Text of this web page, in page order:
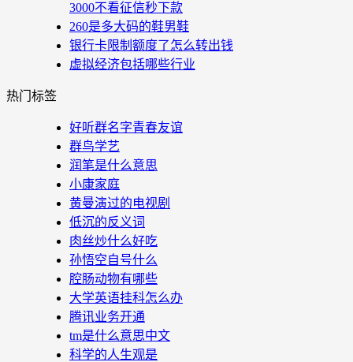
3000不看征信秒下款
260是多大码的鞋男鞋
银行卡限制额度了怎么转出钱
虚拟经济包括哪些行业
热门标签
好听群名字青春友谊
群鸟学艺
润笔是什么意思
小康家庭
黄曼演过的电视剧
低沉的反义词
肉丝炒什么好吃
孙悟空自号什么
腔肠动物有哪些
大学英语挂科怎么办
腾讯业务开通
tm是什么意思中文
科学的人生观是